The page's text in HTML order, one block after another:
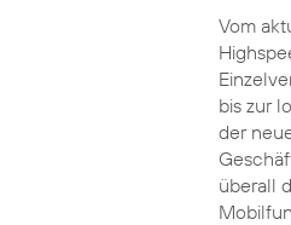
Vom
bis zur
der
überall